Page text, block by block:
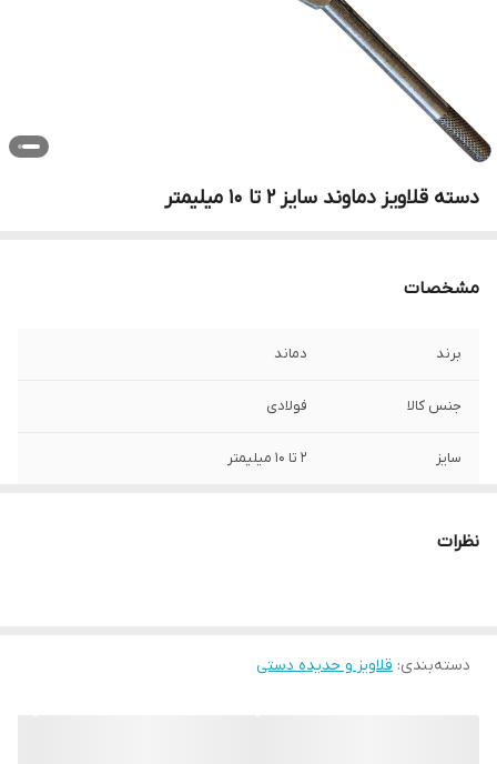
دسته قلاویز دماوند سایز 2 تا 10 میلیمتر
مشخصات
برند دماند
جنس کالا فولادی
سایز 2 تا 10 میلیمتر
نظرات
دسته‌بندی: قلاویز و حدیده دستی